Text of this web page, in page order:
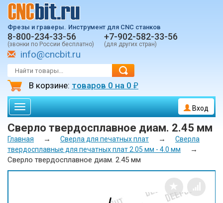
Фрезы и граверы. Инструмент для CNC станков
8-800-234-33-56
(звонки по России бесплатно)
+7-902-582-33-56
(для других стран)
info@cncbit.ru
В корзине: товаров 0 на 0 ₽
Toggle
navigation
Вход
Сверло твердосплавное диам. 2.45 мм
Главная → Сверла для печатных плат →
Сверла
твердосплавные для печатных плат 2.05 мм - 4.0 мм
→
Сверло твердосплавное диам. 2.45 мм